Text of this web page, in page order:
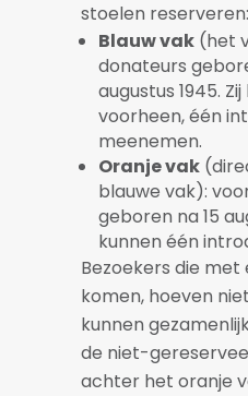
stoelen reserveren:
Blauw vak (het
donateurs
augustus 1945.
voorheen, één
meenemen.
Oranje vak
blauwe vak):
geboren na 15
kunnen één
Bezoekers die
komen, hoeven
kunnen
de niet-
achter het oranje